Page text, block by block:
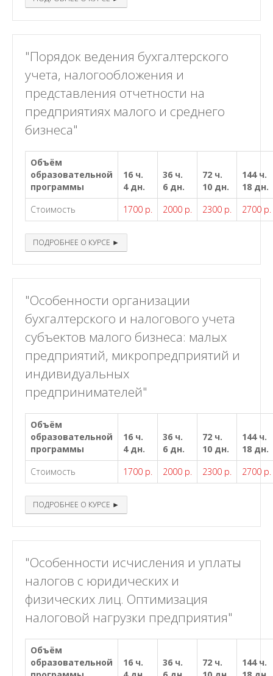
"Порядок ведения бухгалтерского
учета, налогообложения и
представления отчетности на
предприятиях малого и среднего
бизнеса"
Объём
образовательной
программы
16 ч.
4 дн.
36 ч.
6 дн.
72 ч.
10 дн.
144 ч.
18 дн.
Стоимость
1700 р. 2000 р. 2300 р. 2700 р.
ПОДРОБНЕЕ О КУРСЕ ►
"Особенности организации
бухгалтерского и налогового учета
субъектов малого бизнеса: малых
предприятий, микропредприятий и
индивидуальных
предпринимателей"
Объём
образовательной
программы
16 ч.
4 дн.
36 ч.
6 дн.
72 ч.
10 дн.
144 ч.
18 дн.
Стоимость
1700 р. 2000 р. 2300 р. 2700 р.
ПОДРОБНЕЕ О КУРСЕ ►
"Особенности исчисления и уплаты
налогов с юридических и
физических лиц. Оптимизация
налоговой нагрузки предприятия"
Объём
образовательной
16 ч.
36 ч.
72 ч.
144 ч.